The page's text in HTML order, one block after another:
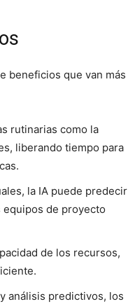
beneficios que van más
rutinarias como la
liberando tiempo para
la IA puede predecir
de proyecto
de los recursos,
análisis predictivos, los